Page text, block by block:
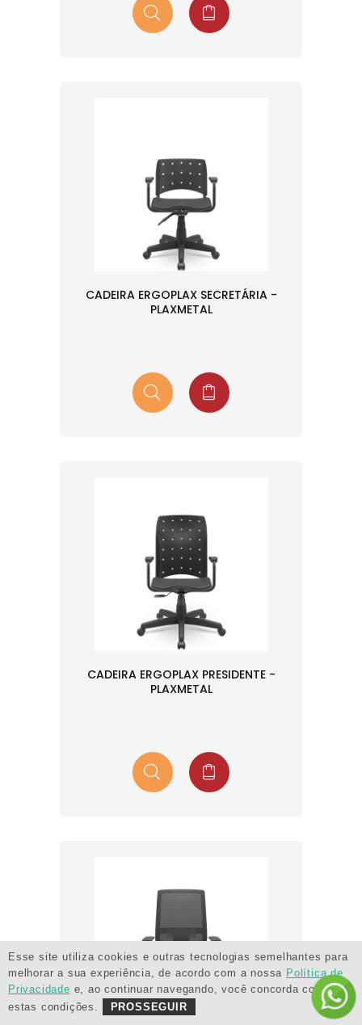
CADEIRA ERGOPLAX SECRETÁRIA -
PLAXMETAL
CADEIRA ERGOPLAX PRESIDENTE -
PLAXMETAL
Esse site utiliza cookies e outras tecnologias semelhantes para
melhorar a sua experiência, de acordo com a nossa Política de
Privacidade e, ao continuar navegando, você concorda com
estas condições.
PROSSEGUIR